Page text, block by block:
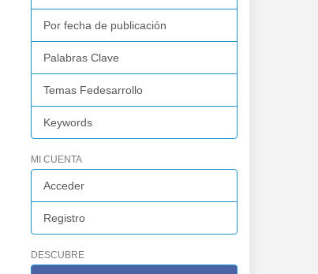
Por fecha de publicación
Palabras Clave
Temas Fedesarrollo
Keywords
MI CUENTA
Acceder
Registro
DESCUBRE